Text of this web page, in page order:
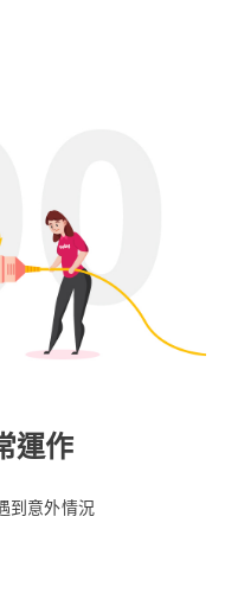
運作
到意外情況